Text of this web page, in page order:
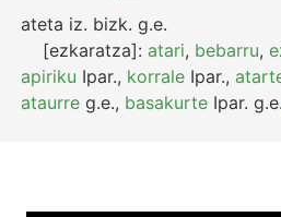
ateta iz. bizk. g.e.
[ezkaratza]:atari, bebarru,
apiriku Ipar., korrale Ipar.,
ataurre g.e., basakurte Ipar. g.e.